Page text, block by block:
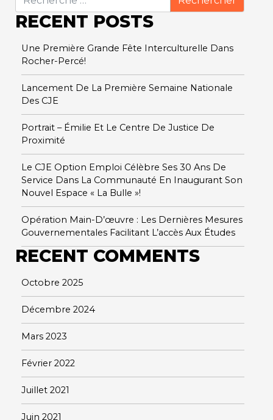
RECENT POSTS
Une Première Grande Fête Interculturelle Dans
Rocher-Percé!
Lancement De La Première Semaine Nationale
Des CJE
Portrait – Émilie Et Le Centre De Justice De
Proximité
Le CJE Option Emploi Célèbre Ses 30 Ans De
Service Dans La Communauté En Inaugurant Son
Nouvel Espace « La Bulle »!
Opération Main-D’œuvre : Les Dernières Mesures
Gouvernementales Facilitant L’accès Aux Études
RECENT COMMENTS
Octobre 2025
Décembre 2024
Mars 2023
Février 2022
Juillet 2021
Juin 2021